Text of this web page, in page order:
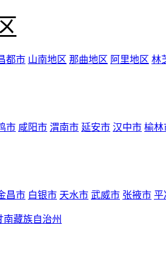
都市 山南地区 那曲地区 阿里地区 林
市 咸阳市 渭南市 延安市 汉中市 榆林
昌市 白银市 天水市 武威市 张掖市 平
南藏族自治州